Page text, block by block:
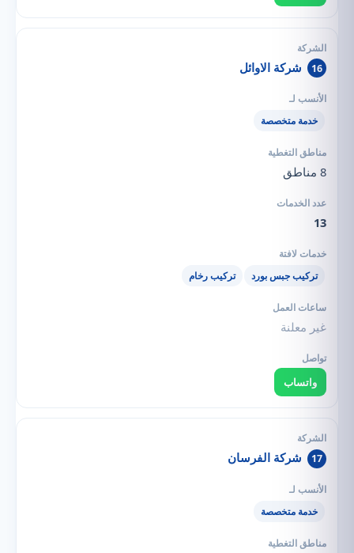
16 شركة الاوائل
خدمة متخصصة
8 مناطق
13
تركيب جبس بورد تركيب رخام
غير معلنة
واتساب
17 شركة الفرسان
خدمة متخصصة